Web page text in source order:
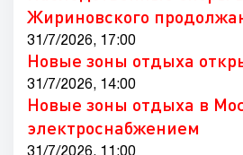
Жириновского
31/7/2026, 17:00
Новые зоны отдыха
31/7/2026, 14:00
Новые зоны отдыха в
электроснабжением
31/7/2026, 11:00